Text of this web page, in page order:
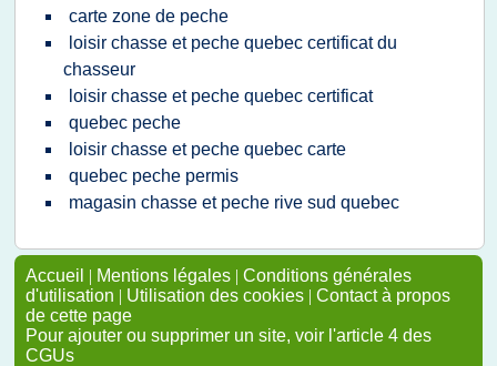
carte zone de peche
loisir chasse et peche quebec certificat du
chasseur
loisir chasse et peche quebec certificat
quebec peche
loisir chasse et peche quebec carte
quebec peche permis
magasin chasse et peche rive sud quebec
Accueil | Mentions légales | Conditions générales
d'utilisation | Utilisation des cookies | Contact à propos
de cette page
Pour ajouter ou supprimer un site, voir l'article 4 des
CGUs